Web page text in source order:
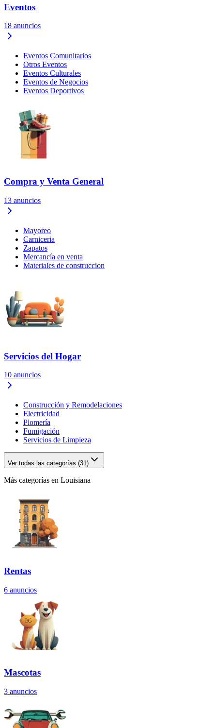
Eventos
18 anuncios
Eventos Comunitarios
Otros Eventos
Eventos Culturales
Eventos de Negocios
Eventos Deportivos
Compra y Venta General
13 anuncios
Mayoreo
Carniceria
Zapatos
Mercancía en venta
Materiales de construccion
Servicios del Hogar
10 anuncios
Construcción y Remodelaciones
Electricidad
Plomería
Fumigación
Servicios de Limpieza
Ver todas las categorías (31)
Más categorías en Louisiana
Rentas
6 anuncios
Mascotas
3 anuncios